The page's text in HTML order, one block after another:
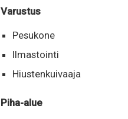
Varustus
Pesukone
Ilmastointi
Hiustenkuivaaja
Piha-alue